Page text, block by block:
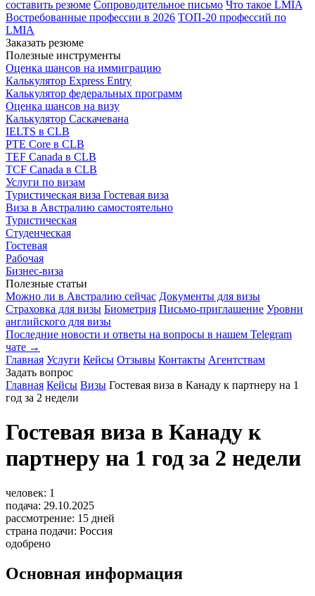
составить резюме Сопроводительное письмо Что такое LMIA
Востребованные профессии в 2026 ТОП-20 профессий по
LMIA
Заказать резюме
Полезные инструменты
Оценка шансов на иммиграцию
Калькулятор Express Entry
Калькулятор федеральных программ
Оценка шансов на визу
Калькулятор Саскачевана
IELTS в CLB
PTE Core в CLB
TEF Canada в CLB
TCF Canada в CLB
Услуги по визам
Туристическая виза Гостевая виза
Виза в Австралию самостоятельно
Туристическая
Студенческая
Гостевая
Рабочая
Бизнес-виза
Полезные статьи
Можно ли в Австралию сейчас Документы для визы
Страховка для визы Биометрия Письмо-приглашение Уровни
английского для визы
Последние новости и ответы на вопросы в нашем Telegram
чате →
Главная Услуги Кейсы Отзывы Контакты Агентствам
Задать вопрос
Главная Кейсы Визы Гостевая виза в Канаду к партнеру на 1
год за 2 недели
Гостевая виза в Канаду к
партнеру на 1 год за 2 недели
человек: 1
подача: 29.10.2025
рассмотрение: 15 дней
страна подачи: Россия
одобрено
Основная информация